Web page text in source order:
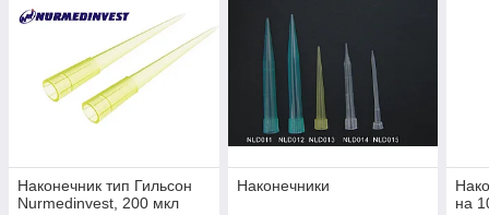
Наконечник тип Гильсон
Nurmedinvest, 200 мкл
Наконечники
на